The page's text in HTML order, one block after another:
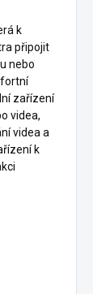
k
připojit
nebo
zařízení
videa,
videa a
k